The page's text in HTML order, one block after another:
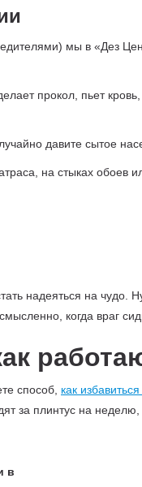
мы в «Дез
прокол, пьет
давите сытое
на стыках обоев
надеяться на чудо.
когда враг
способ, как
за плинтус на